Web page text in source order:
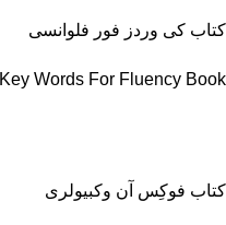
کتاب کی وردز فور فلوانسی
Key Words For Fluency Book
کتاب فوکِس آن وکبیولری